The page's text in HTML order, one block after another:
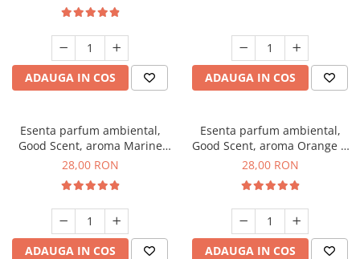
ADAUGA IN COS ADAUGA IN COS
Esenta parfum ambiental,
Good Scent, aroma Marine
Breeze, 20 g
28,00 RON
ADAUGA IN COS
Esenta parfum ambiental,
Good Scent, aroma Orange &
Fresh Cinnamon, 20 g
28,00 RON
ADAUGA IN COS